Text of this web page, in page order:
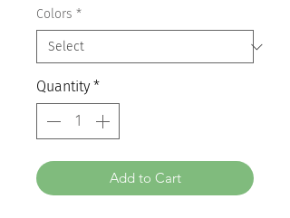
Colors *
Quantity *
Add to Cart